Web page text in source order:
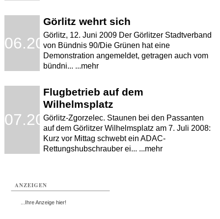
Görlitz wehrt sich
Görlitz, 12. Juni 2009 Der Görlitzer Stadtverband
von Bündnis 90/Die Grünen hat eine
Demonstration angemeldet, getragen auch vom
bündni... ...mehr
Flugbetrieb auf dem
Wilhelmsplatz
Görlitz-Zgorzelec. Staunen bei den Passanten
auf dem Görlitzer Wilhelmsplatz am 7. Juli 2008:
Kurz vor Mittag schwebt ein ADAC-
Rettungshubschrauber ei... ...mehr
ANZEIGEN
...Ihre Anzeige hier!